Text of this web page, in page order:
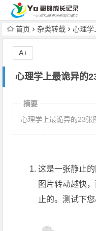
首页 杂类转载 心理学
心理学上最诡异的
A+
摘要
心理学上最诡异的23张
这是一张静止
图片转动越快
止的。测试下您